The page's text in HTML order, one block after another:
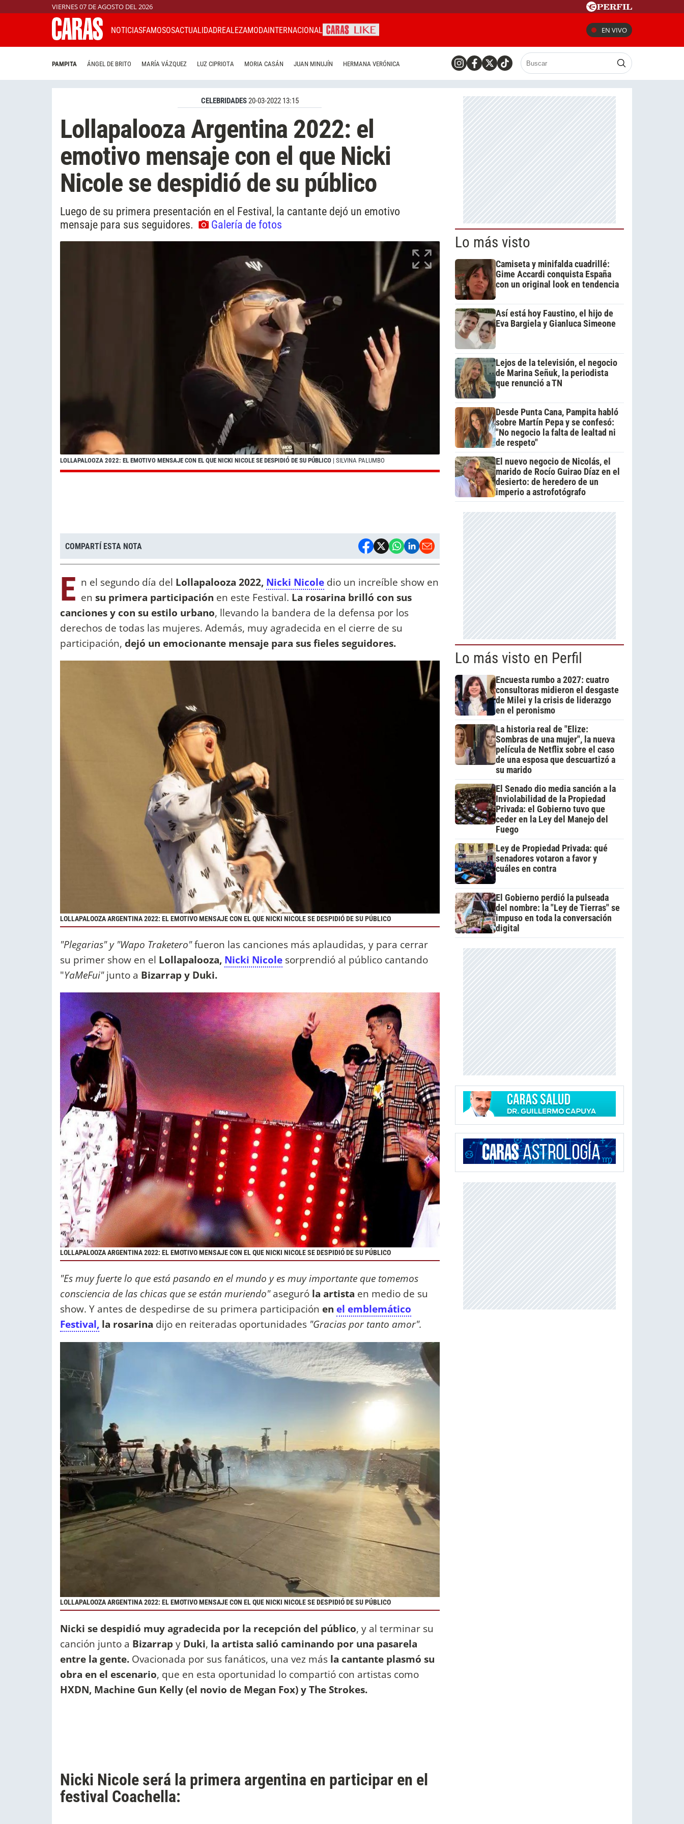
VIERNES 07 DE AGOSTO DEL 2026
NOTICIASFAMOSOSACTUALIDADREALEZAMODAINTERNACIONAL EN VIVO
PAMPITA ÁNGEL DE BRITO MARÍA VÁZQUEZ LUZ CIPRIOTA MORIA CASÁN JUAN MINUJÍN HERMANA VERÓNICA
CELEBRIDADES20-03-2022 13:15
Lollapalooza Argentina 2022: el
emotivo mensaje con el que Nicki
Nicole se despidió de su público
Luego de su primera presentación en el Festival, la cantante dejó un emotivo
mensaje para sus seguidores.
Galería de fotos
LOLLAPALOOZA 2022: EL EMOTIVO MENSAJE CON EL QUE NICKI NICOLE SE DESPIDIÓ DE SU PÚBLICO | SILVINA PALUMBO
COMPARTÍ ESTA NOTA
E n el segundo día del Lollapalooza 2022, Nicki Nicole dio un increíble show en
en su primera participación en este Festival. La rosarina brilló con sus
canciones y con su estilo urbano, llevando la bandera de la defensa por los
derechos de todas las mujeres. Además, muy agradecida en el cierre de su
participación, dejó un emocionante mensaje para sus fieles seguidores.
LOLLAPALOOZA ARGENTINA 2022: EL EMOTIVO MENSAJE CON EL QUE NICKI NICOLE SE DESPIDIÓ DE SU PÚBLICO
"Plegarias" y "Wapo Traketero"fueron las canciones más aplaudidas, y para cerrar
su primer show en el Lollapalooza, Nicki Nicole sorprendió al público cantando
"YaMeFui"junto a Bizarrap y Duki.
LOLLAPALOOZA ARGENTINA 2022: EL EMOTIVO MENSAJE CON EL QUE NICKI NICOLE SE DESPIDIÓ DE SU PÚBLICO
"Es muy fuerte lo que está pasando en el mundo y es muy importante que tomemos
consciencia de las chicas que se están muriendo"aseguró la artista en medio de su
show. Y antes de despedirse de su primera participación en el emblemático
Festival, la rosarina dijo en reiteradas oportunidades "Gracias por tanto amor".
LOLLAPALOOZA ARGENTINA 2022: EL EMOTIVO MENSAJE CON EL QUE NICKI NICOLE SE DESPIDIÓ DE SU PÚBLICO
Nicki se despidió muy agradecida por la recepción del público, y al terminar su
canción junto a Bizarrapy Duki, la artista salió caminando por una pasarela
entre la gente. Ovacionada por sus fanáticos, una vez más la cantante plasmó su
obra en el escenario, que en esta oportunidad lo compartió con artistas como
HXDN, Machine Gun Kelly (el novio de Megan Fox) y The Strokes.
Nicki Nicole será la primera argentina en participar en el
festival Coachella:
Lo más visto
Camiseta y minifalda cuadrillé:
Gime Accardi conquista España
con un original look en tendencia
Así está hoy Faustino, el hijo de
Eva Bargiela y Gianluca Simeone
Lejos de la televisión, el negocio
de Marina Señuk, la periodista
que renunció a TN
Desde Punta Cana, Pampita habló
sobre Martín Pepa y se confesó:
"No negocio la falta de lealtad ni
de respeto"
El nuevo negocio de Nicolás, el
marido de Rocío Guirao Díaz en el
desierto: de heredero de un
imperio a astrofotógrafo
Lo más visto en Perfil
Encuesta rumbo a 2027: cuatro
consultoras midieron el desgaste
de Milei y la crisis de liderazgo
en el peronismo
La historia real de "Elize:
Sombras de una mujer", la nueva
película de Netflix sobre el caso
de una esposa que descuartizó a
su marido
El Senado dio media sanción a la
Inviolabilidad de la Propiedad
Privada: el Gobierno tuvo que
ceder en la Ley del Manejo del
Fuego
Ley de Propiedad Privada: qué
senadores votaron a favor y
cuáles en contra
El Gobierno perdió la pulseada
del nombre: la "Ley de Tierras" se
impuso en toda la conversación
digital